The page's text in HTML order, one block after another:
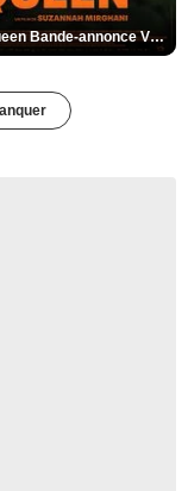
Cotton Queen Bande-annonce VO STFR